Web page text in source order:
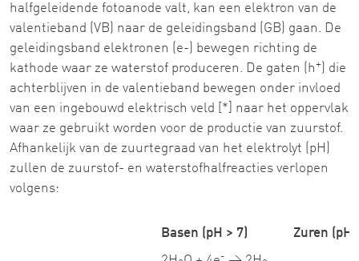
halfgeleidende fotoanode valt, kan een elektron van de
valentieband (VB) naar de geleidingsband (GB) gaan. De
geleidingsband elektronen (e-) bewegen richting de
kathode waar ze waterstof produceren. De gaten (h+
) die
achterblijven in de valentieband bewegen onder invloed
van een ingebouwd elektrisch veld [*] naar het oppervlak
waar ze gebruikt worden voor de productie van zuurstof.
Afhankelijk van de zuurtegraad van het elektrolyt (pH)
zullen de zuurstof- en waterstofhalfreacties verlopen
volgens:
Basen (pH > 7) Zuren (pH
-